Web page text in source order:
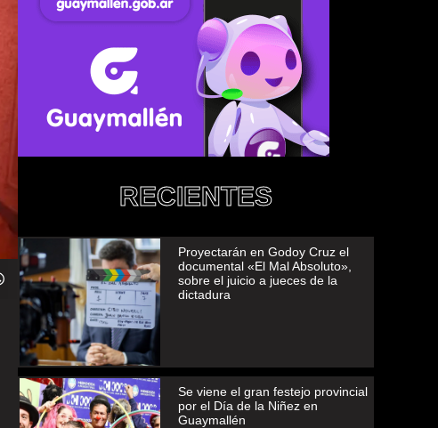
RECIENTES
Proyectarán en Godoy Cruz el
documental «El Mal Absoluto»,
sobre el juicio a jueces de la
dictadura
Se viene el gran festejo provincial
por el Día de la Niñez en
Guaymallén